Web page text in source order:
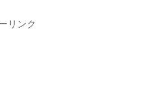
リンク